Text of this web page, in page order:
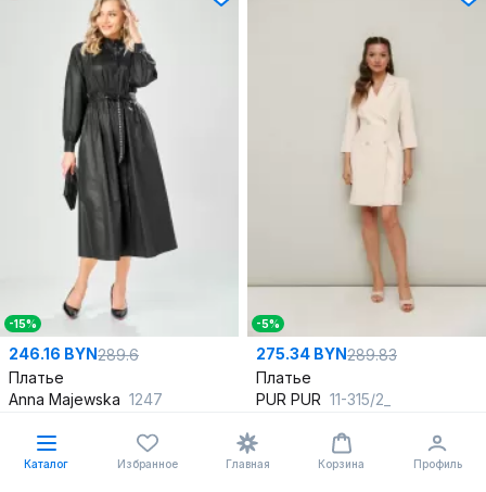
-15%
246.16 BYN289.6
Платье
Anna Majewska 1247
В корзину
-5%
275.34 BYN289.83
Платье
PUR PUR 11-315/2_
В корзину
Каталог Избранное Главная Корзина Профиль